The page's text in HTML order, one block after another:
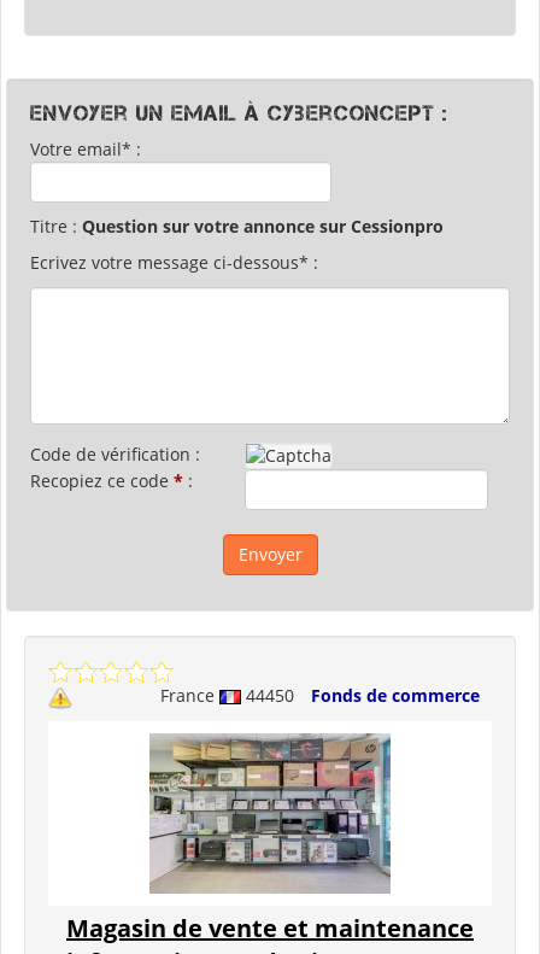
Envoyer un email à cyberconcept :
Votre email* :
Titre : Question sur votre annonce sur Cessionpro
Ecrivez votre message ci-dessous* :
Code de vérification :
Recopiez ce code * :
France 44450 Fonds de commerce
Magasin de vente et maintenance